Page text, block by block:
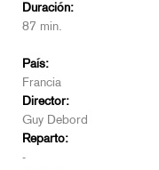
Duración:
87 min.
País:
Francia
Director:
Guy Debord
Reparto:
-